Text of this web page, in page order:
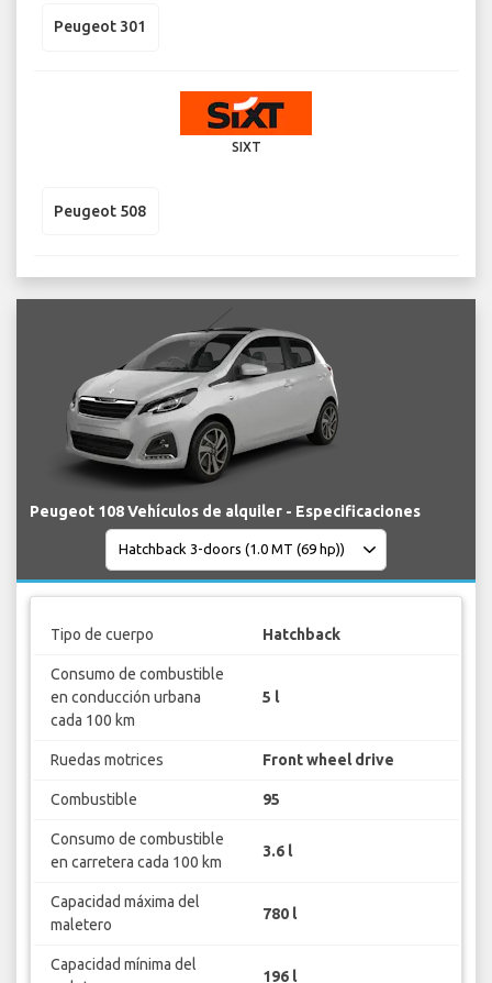
Peugeot 301
SIXT
Peugeot 508
Peugeot 108 Vehículos de alquiler - Especificaciones
Tipo de cuerpo Hatchback
Consumo de combustible
en conducción urbana
cada 100 km
5 l
Ruedas motrices Front wheel drive
Combustible 95
Consumo de combustible
en carretera cada 100 km
3.6 l
Capacidad máxima del
maletero
780 l
Capacidad mínima del
196 l